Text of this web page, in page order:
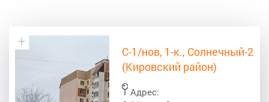
С-1/нов, 1-к., Солнечный-2
(Кировский район)
Адрес: